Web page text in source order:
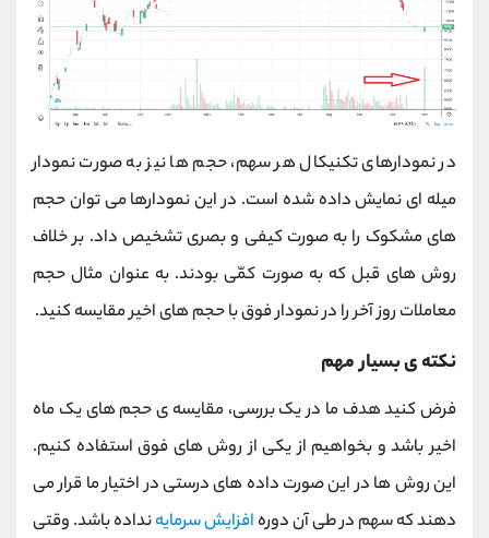
در نمودارهای تکنیکال هر سهم، حجم ها نیز به صورت نمودار
میله ای نمایش داده شده است. در این نمودارها می توان حجم
های مشکوک را به صورت کیفی و بصری تشخیص داد. بر خلاف
روش های قبل که به صورت کمّی بودند. به عنوان مثال حجم
معاملات روز آخر را در نمودار فوق با حجم های اخیر مقایسه کنید.
نکته ی بسیار مهم
فرض کنید هدف ما در یک بررسی، مقایسه ی حجم های یک ماه
اخیر باشد و بخواهیم از یکی از روش های فوق استفاده کنیم.
این روش ها در این صورت داده های درستی در اختیار ما قرار می
دهند که سهم در طی آن دورهافزایش سرمایهنداده باشد. وقتی